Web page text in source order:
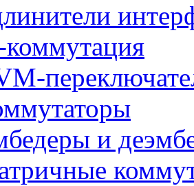
коммутация
и